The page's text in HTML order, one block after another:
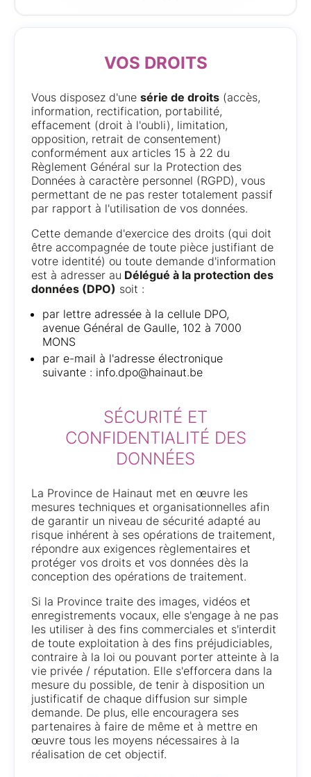
VOS DROITS
Vous disposez d'une série de droits (accès,
information, rectification, portabilité,
effacement (droit à l'oubli), limitation,
opposition, retrait de consentement)
conformément aux articles 15 à 22 du
Règlement Général sur la Protection des
Données à caractère personnel (RGPD), vous
permettant de ne pas rester totalement passif
par rapport à l'utilisation de vos données.
Cette demande d'exercice des droits (qui doit
être accompagnée de toute pièce justifiant de
votre identité) ou toute demande d'information
est à adresser au Délégué à la protection des
données (DPO) soit :
par lettre adressée à la cellule DPO,
avenue Général de Gaulle, 102 à 7000
MONS
par e-mail à l'adresse électronique
suivante : info.dpo@hainaut.be
SÉCURITÉ ET
CONFIDENTIALITÉ DES
DONNÉES
La Province de Hainaut met en œuvre les
mesures techniques et organisationnelles afin
de garantir un niveau de sécurité adapté au
risque inhérent à ses opérations de traitement,
répondre aux exigences règlementaires et
protéger vos droits et vos données dès la
conception des opérations de traitement.
Si la Province traite des images, vidéos et
enregistrements vocaux, elle s'engage à ne pas
les utiliser à des fins commerciales et s'interdit
de toute exploitation à des fins préjudiciables,
contraire à la loi ou pouvant porter atteinte à la
vie privée / réputation. Elle s'efforcera dans la
mesure du possible, de tenir à disposition un
justificatif de chaque diffusion sur simple
demande. De plus, elle encouragera ses
partenaires à faire de même et à mettre en
œuvre tous les moyens nécessaires à la
réalisation de cet objectif.